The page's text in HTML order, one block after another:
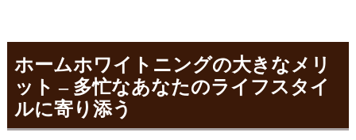
ホームホワイトニングの大きなメリ
ット – 多忙なあなたのライフスタイ
ルに寄り添う